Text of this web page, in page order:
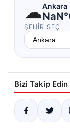
☁Ankara
ŞEHIR SEÇ
Bizi Takip Edin